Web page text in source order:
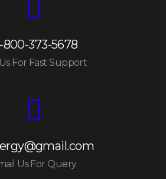
800-373-5678
For Fast Support
Us For Query